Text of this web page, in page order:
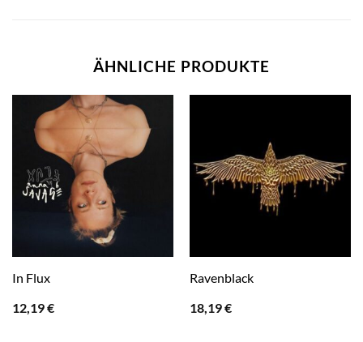
ÄHNLICHE PRODUKTE
In Flux
12,19€
Ravenblack
18,19€